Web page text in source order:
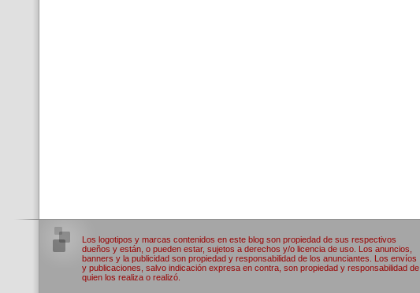
Los logotipos y marcas contenidos en este blog son propiedad de sus respectivos
dueños y están, o pueden estar, sujetos a derechos y/o licencia de uso. Los anuncios,
banners y la publicidad son propiedad y responsabilidad de los anunciantes. Los envíos
y publicaciones, salvo indicación expresa en contra, son propiedad y responsabilidad de
quien los realiza o realizó.